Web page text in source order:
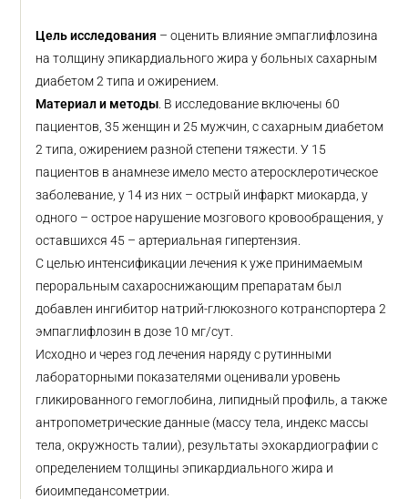
Цель исследования – оценить влияние эмпаглифлозина
на толщину эпикардиального жира у больных сахарным
диабетом 2 типа и ожирением.
Материал и методы . В исследование включены 60
пациентов, 35 женщин и 25 мужчин, с сахарным диабетом
2 типа, ожирением разной степени тяжести. У 15
пациентов в анамнезе имело место атеросклеротическое
заболевание, у 14 из них – острый инфаркт миокарда, у
одного – острое нарушение мозгового кровообращения, у
оставшихся 45 – артериальная гипертензия.
С целью интенсификации лечения к уже принимаемым
пероральным сахароснижающим препаратам был
добавлен ингибитор натрий-глюкозного котранспортера 2
эмпаглифлозин в дозе 10 мг/сут.
Исходно и через год лечения наряду с рутинными
лабораторными показателями оценивали уровень
гликированного гемоглобина, липидный профиль, а также
антропометрические данные (массу тела, индекс массы
тела, окружность талии), результаты эхокардиографии с
определением толщины эпикардиального жира и
биоимпедансометрии.